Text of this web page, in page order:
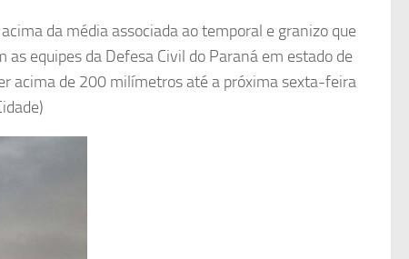
da média associada ao temporal e granizo que
equipes da Defesa Civil do Paraná em estado de
acima de 200 milímetros até a próxima sexta-feira